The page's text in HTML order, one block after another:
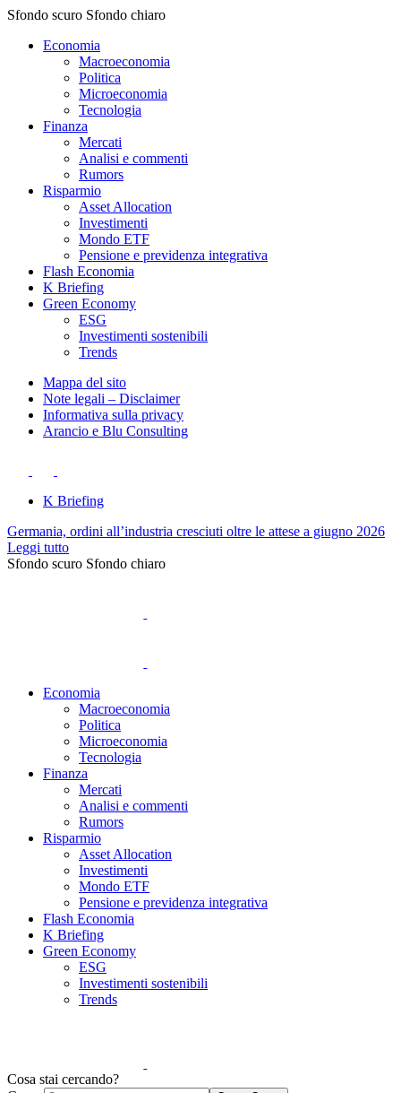
Sfondo scuro Sfondo chiaro
Economia
Macroeconomia
Politica
Microeconomia
Tecnologia
Finanza
Mercati
Analisi e commenti
Rumors
Risparmio
Asset Allocation
Investimenti
Mondo ETF
Pensione e previdenza integrativa
Flash Economia
K Briefing
Green Economy
ESG
Investimenti sostenibili
Trends
Mappa del sito
Note legali – Disclaimer
Informativa sulla privacy
Arancio e Blu Consulting
K Briefing
Germania, ordini all’industria cresciuti oltre le attese a giugno 2026
Leggi tutto
Sfondo scuro Sfondo chiaro
Economia
Macroeconomia
Politica
Microeconomia
Tecnologia
Finanza
Mercati
Analisi e commenti
Rumors
Risparmio
Asset Allocation
Investimenti
Mondo ETF
Pensione e previdenza integrativa
Flash Economia
K Briefing
Green Economy
ESG
Investimenti sostenibili
Trends
Cosa stai cercando?